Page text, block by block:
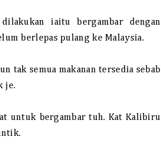
iaitu bergambar dengan
berlepas pulang ke Malaysia.
tak semua makanan tersedia sebab
je.
untuk bergambar tuh. Kat Kalibiru